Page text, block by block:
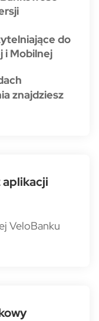
do
i Mobilnej
znajdziesz
aplikacji
VeloBanku